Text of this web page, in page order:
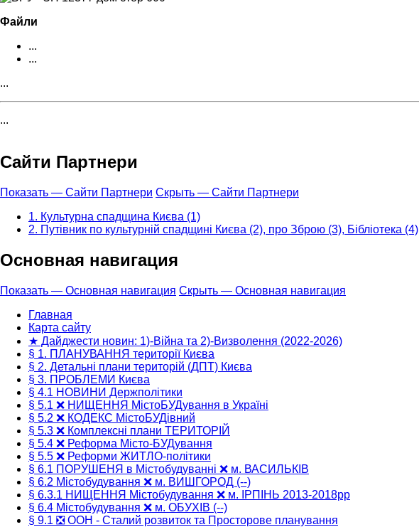
Файли
...
...
...
...
Сайти Партнери
Показать — Сайти Партнери Скрыть — Сайти Партнери
1. Культурна спадщина Києва (1)
2. Путівник по культурній спадщині Києва (2), про Зброю (3), Бібліотека (4)
Основная навигация
Показать — Основная навигация Скрыть — Основная навигация
Главная
Карта сайту
★ Дайджести новин: 1)-Війна та 2)-Визволення (2022-2026)
§ 1. ПЛАНУВАННЯ території Києва
§ 2. Детальні плани територій (ДПТ) Києва
§ 3. ПРОБЛЕМИ Києва
§ 4.1 НОВИНИ Держполітики
§ 5.1 ❌ НИЩЕННЯ МістоБУДування в Україні
§ 5.2 ❌ КОДЕКС МістоБУДівний
§ 5.3 ❌ Комплексні плани ТЕРИТОРІЙ
§ 5.4 ❌ Реформа Місто-БУДування
§ 5.5 ❌ Реформи ЖИТЛО-політики
§ 6.1 ПОРУШЕНЯ в Містобудуванні ❌ м. ВАСИЛЬКІВ
§ 6.2 Містобудування ❌ м. ВИШГОРОД (--)
§ 6.3.1 НИЩЕННЯ Містобудування ❌ м. ІРПІНЬ 2013-2018рр
§ 6.4 Містобудування ❌ м. ОБУХІВ (--)
§ 9.1 ❎ ООН - Сталий розвиток та Просторове планування